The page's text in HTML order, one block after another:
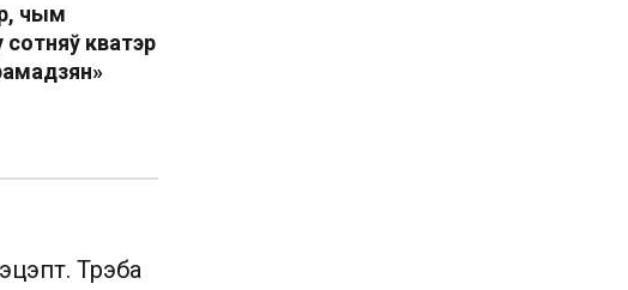
чым
сотняў кватэр
Трэба